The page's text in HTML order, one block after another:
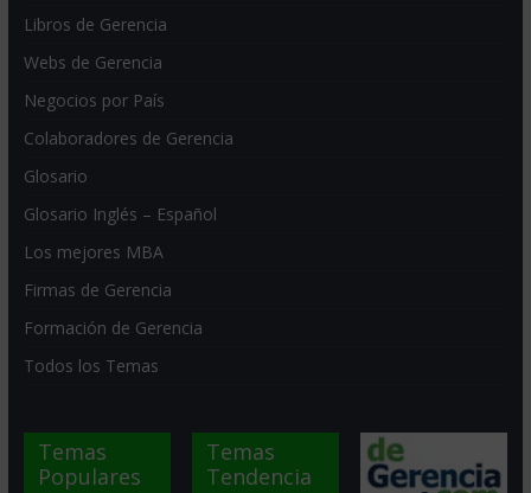
Libros de Gerencia
Webs de Gerencia
Negocios por País
Colaboradores de Gerencia
Glosario
Glosario Inglés – Español
Los mejores MBA
Firmas de Gerencia
Formación de Gerencia
Todos los Temas
Temas
Populares
Temas
Tendencia